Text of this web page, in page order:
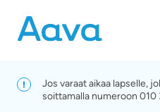
Jos varaat aikaa lapselle,
soittamalla numeroon